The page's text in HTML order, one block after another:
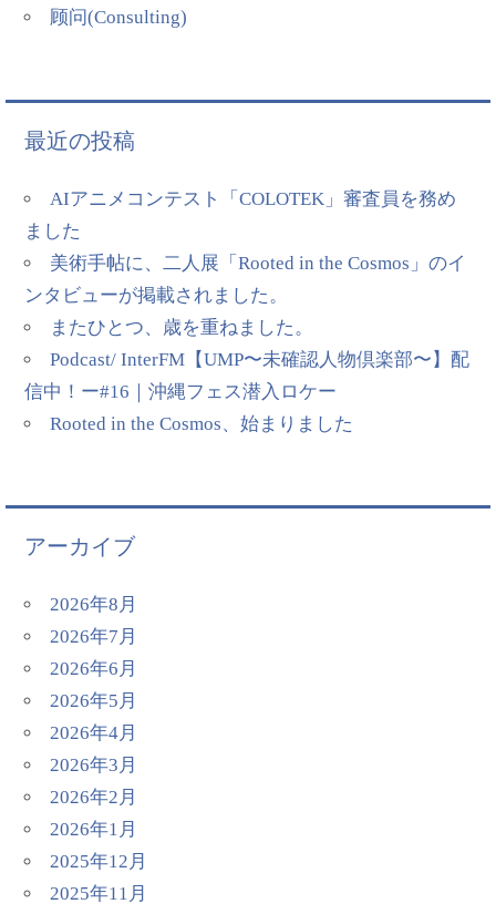
顾问(Consulting)
最近の投稿
AIアニメコンテスト「COLOTEK」審査員を務め
ました
美術手帖に、二人展「Rooted in the Cosmos」のイ
ンタビューが掲載されました。
またひとつ、歳を重ねました。
Podcast/ InterFM【UMP〜未確認人物倶楽部〜】配
信中！ー#16｜沖縄フェス潜入ロケー
Rooted in the Cosmos、始まりました
アーカイブ
2026年8月
2026年7月
2026年6月
2026年5月
2026年4月
2026年3月
2026年2月
2026年1月
2025年12月
2025年11月